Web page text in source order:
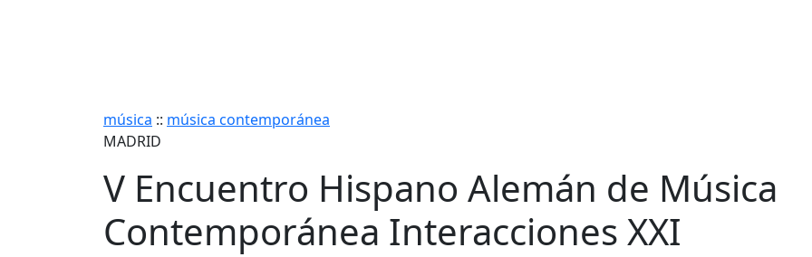
música :: música contemporánea
MADRID
V Encuentro Hispano Alemán de Música
Contemporánea Interacciones XXI